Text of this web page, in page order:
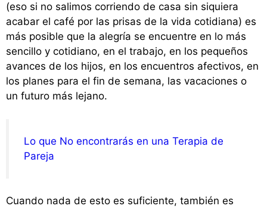
(eso si no salimos corriendo de casa sin siquiera
acabar el café por las prisas de la vida cotidiana) es
más posible que la alegría se encuentre en lo más
sencillo y cotidiano, en el trabajo, en los pequeños
avances de los hijos, en los encuentros afectivos, en
los planes para el fin de semana, las vacaciones o
un futuro más lejano.
Lo que No encontrarás en una Terapia de
Pareja
Cuando nada de esto es suficiente, también es